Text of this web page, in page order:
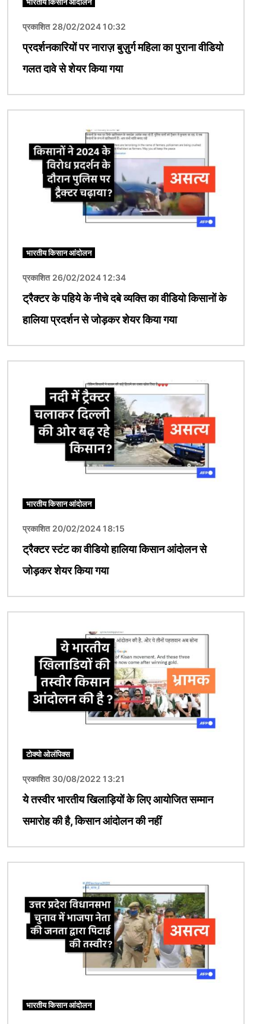
प्रकाशित 28/02/2024 10:32
प्रदर्शनकारियों पर नाराज़ बुज़ुर्ग महिला का पुराना वीडियो
गलत दावे से शेयर किया गया
भारतीय किसान आंदोलन
प्रकाशित 26/02/2024 12:34
ट्रैक्टर के पहिये के नीचे दबे व्यक्ति का वीडियो किसानों के
हालिया प्रदर्शन से जोड़कर शेयर किया गया
भारतीय किसान आंदोलन
प्रकाशित 20/02/2024 18:15
ट्रैक्टर स्टंट का वीडियो हालिया किसान आंदोलन से
जोड़कर शेयर किया गया
टोक्यो ओलंपिक्स
प्रकाशित 30/08/2022 13:21
ये तस्वीर भारतीय खिलाड़ियों के लिए आयोजित सम्मान
समारोह की है, किसान आंदोलन की नहीं
भारतीय किसान आंदोलन